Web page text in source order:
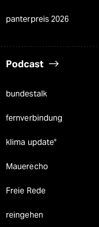
panterpreis 2026
Podcast
bundestalk
fernverbindung
klima update°
Mauerecho
Freie Rede
reingehen